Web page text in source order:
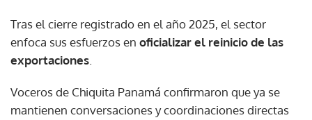
Tras el cierre registrado en el año 2025, el sector
enfoca sus esfuerzos en oficializar el reinicio de las
exportaciones
Voceros de Chiquita Panamá confirmaron que ya se
mantienen conversaciones y coordinaciones directas